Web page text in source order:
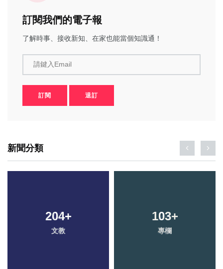
訂閱我們的電子報
了解時事、接收新知、在家也能當個知識通！
請鍵入Email
訂閱 退訂
新聞分類
204+
文教
103+
專欄